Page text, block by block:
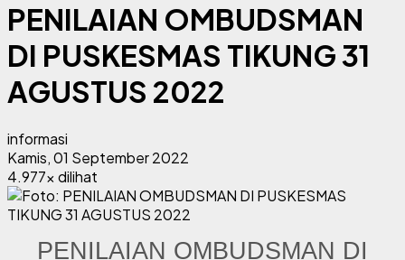
PENILAIAN OMBUDSMAN
DI PUSKESMAS TIKUNG 31
AGUSTUS 2022
informasi
Kamis, 01 September 2022
4.977x dilihat
PENILAIAN OMBUDSMAN DI